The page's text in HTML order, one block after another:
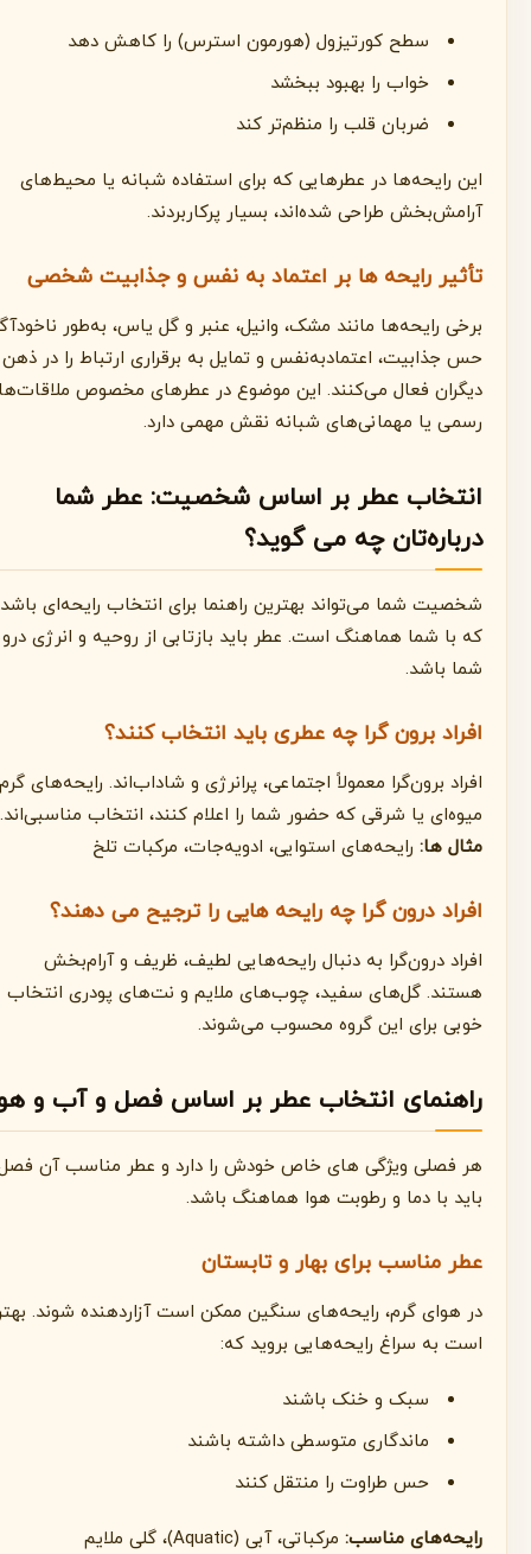
سطح کورتیزول (هورمون استرس) را کاهش دهد
خواب را بهبود ببخشد
ضربان قلب را منظم‌تر کند
این رایحه‌ها در عطرهایی که برای استفاده شبانه یا محیط‌های
آرامش‌بخش طراحی شده‌اند، بسیار پرکاربردند.
تأثیر رایحه ها بر اعتماد به نفس و جذابیت شخصی
برخی رایحه‌ها مانند مشک، وانیل، عنبر و گل یاس، به‌طور ناخودآگاه
حس جذابیت، اعتمادبه‌نفس و تمایل به برقراری ارتباط را در ذهن
دیگران فعال می‌کنند. این موضوع در عطرهای مخصوص ملاقات‌های
رسمی یا مهمانی‌های شبانه نقش مهمی دارد.
انتخاب عطر بر اساس شخصیت: عطر شما
درباره‌تان چه می گوید؟
شخصیت شما می‌تواند بهترین راهنما برای انتخاب رایحه‌ای باشد
که با شما هماهنگ است. عطر باید بازتابی از روحیه و انرژی درونی
شما باشد.
افراد برون گرا چه عطری باید انتخاب کنند؟
افراد برون‌گرا معمولاً اجتماعی، پرانرژی و شاداب‌اند. رایحه‌های گرم،
میوه‌ای یا شرقی که حضور شما را اعلام کنند، انتخاب مناسبی‌اند.
مثال ها:رایحه‌های استوایی، ادویه‌جات، مرکبات تلخ
افراد درون گرا چه رایحه هایی را ترجیح می دهند؟
افراد درون‌گرا به دنبال رایحه‌هایی لطیف، ظریف و آرام‌بخش
هستند. گل‌های سفید، چوب‌های ملایم و نت‌های پودری انتخاب
خوبی برای این گروه محسوب می‌شوند.
راهنمای انتخاب عطر بر اساس فصل و آب و هوا
هر فصلی ویژگی های خاص خودش را دارد و عطر مناسب آن فصل
باید با دما و رطوبت هوا هماهنگ باشد.
عطر مناسب برای بهار و تابستان
در هوای گرم، رایحه‌های سنگین ممکن است آزاردهنده شوند. بهتر
است به سراغ رایحه‌هایی بروید که:
سبک و خنک باشند
ماندگاری متوسطی داشته باشند
حس طراوت را منتقل کنند
رایحه‌های مناسب:مرکباتی، آبی (Aquatic)، گلی ملایم